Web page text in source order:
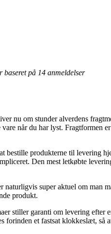
baseret på 14 anmeldelser
nu om stunder alverdens
når du har lyst. Fragtformen
bestille produkterne til levering
Den mest letkøbte
naturligvis super aktuel om man
produkt.
stiller garanti om levering
forinden et fastsat klokkeslæt,